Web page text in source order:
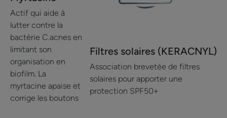
Actif qui aide à
lutter contre la
bactérie C.acnes en
limitant son
organisation en
biofilm. La
myrtacine apaise et
corrige les boutons
Filtres solaires (KERACNYL)
Association brevetée de filtres
solaires pour apporter une
protection SPF50+